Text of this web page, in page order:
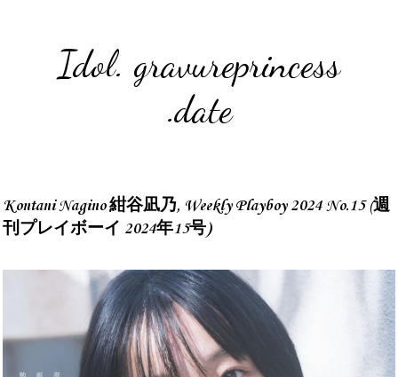
Idol. gravureprincess
.date
Kontani Nagino 紺谷凪乃, Weekly Playboy 2024 No.15 (週
刊プレイボーイ 2024年15号)